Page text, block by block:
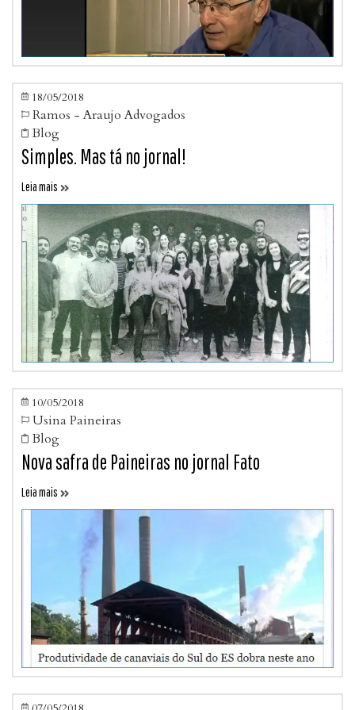
 18/05/2018
 Ramos - Araujo Advogados
 Blog
Simples. Mas tá no jornal!
Leia mais 
 10/05/2018
 Usina Paineiras
 Blog
Nova safra de Paineiras no jornal Fato
Leia mais 
